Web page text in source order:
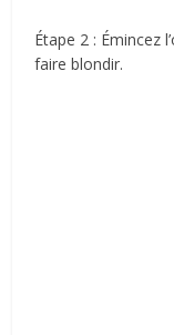
Étape 2 : Émincez
faire blondir.